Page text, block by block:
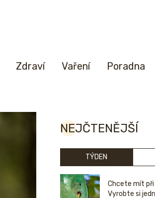
Zdraví Vaření Poradna
NEJČTENĚJŠÍ
TÝDEN
Chcete mít při
Vyrobte si